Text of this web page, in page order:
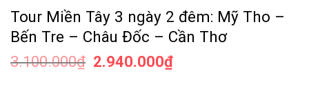
Tour Miền Tây 3 ngày 2 đêm: Mỹ Tho –
Bến Tre – Châu Đốc – Cần Thơ
3.100.000₫ 2.940.000₫